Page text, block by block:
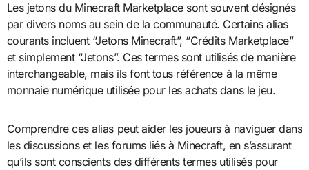
Les jetons du Minecraft Marketplace sont souvent désignés
par divers noms au sein de la communauté. Certains alias
courants incluent “Jetons Minecraft”, “Crédits Marketplace”
et simplement “Jetons”. Ces termes sont utilisés de manière
interchangeable, mais ils font tous référence à la même
monnaie numérique utilisée pour les achats dans le jeu.
Comprendre ces alias peut aider les joueurs à naviguer dans
les discussions et les forums liés à Minecraft, en s’assurant
qu’ils sont conscients des différents termes utilisés pour